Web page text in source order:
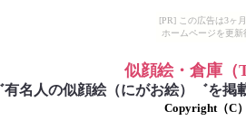
[PR] この広告は3ヶ
ホームページを更
似顔絵・倉庫（
有名人の似顔絵（にがお絵）゛を
Copyright（C